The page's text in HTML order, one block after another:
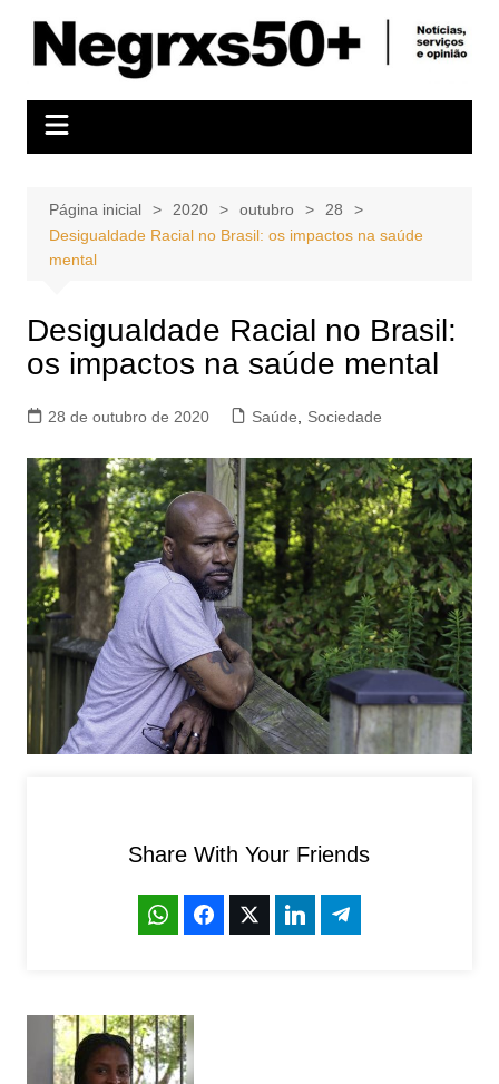
conteúdo
Página inicial 2020 outubro
28
Desigualdade Racial no Brasil: os impactos na saúde
mental
Desigualdade Racial no Brasil:
os impactos na saúde mental
28 de outubro de 2020 Saúde Sociedade
Share With Your Friends